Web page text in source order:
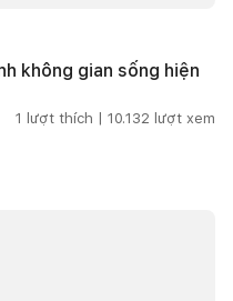
không gian sống hiện
1 lượt thích | 10.132 lượt xem